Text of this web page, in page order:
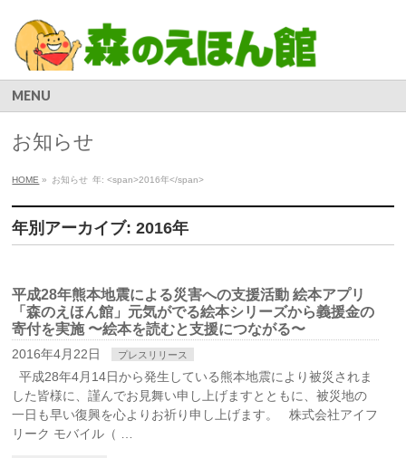
MENU
お知らせ
HOME » お知らせ 年: <span>2016年</span>
年別アーカイブ: 2016年
平成28年熊本地震による災害への支援活動 絵本アプリ
「森のえほん館」元気がでる絵本シリーズから義援金の
寄付を実施 〜絵本を読むと支援につながる〜
2016年4月22日 プレスリリース
平成28年4月14日から発生している熊本地震により被災されま
した皆様に、謹んでお見舞い申し上げますとともに、被災地の
一日も早い復興を心よりお祈り申し上げます。 株式会社アイフ
リーク モバイル（ …